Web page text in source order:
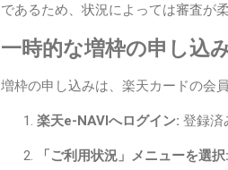
であるため、状況によっては審査が
一時的な増枠の申し込
増枠の申し込みは、楽天カードの会
楽天e-NAVIへログイン: 登録済
「ご利用状況」メニューを選択: